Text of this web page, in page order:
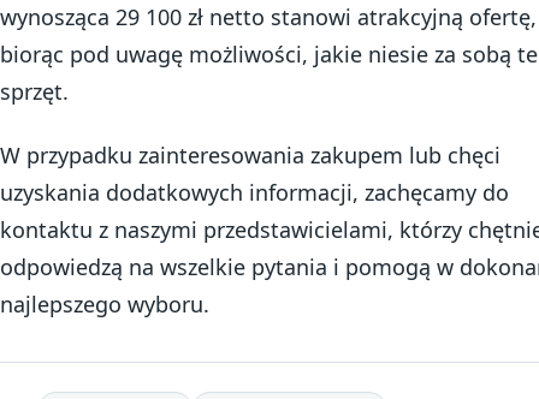
wynosząca 29 100 zł netto stanowi atrakcyjną ofertę,
biorąc pod uwagę możliwości, jakie niesie za sobą
sprzęt.
W przypadku zainteresowania zakupem lub chęci
uzyskania dodatkowych informacji, zachęcamy do
kontaktu z naszymi przedstawicielami, którzy
odpowiedzą na wszelkie pytania i pomogą w
najlepszego wyboru.